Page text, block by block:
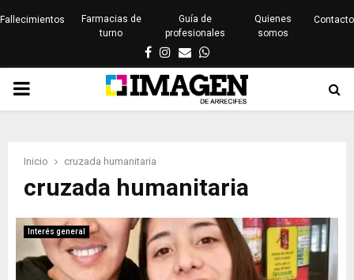
Fallecimientos
Farmacias de
turno
Guía de
profesionales
Quienes
somos
Contacto
Facebook
Instagram
EmailWhatsapp
PRIMARY
Inicio cruzada humanitaria
cruzada humanitaria
Interés general